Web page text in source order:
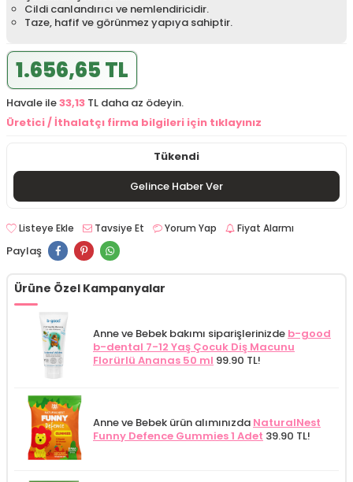
Cildi canlandırıcı ve nemlendiricidir.
Taze, hafif ve görünmez yapıya sahiptir.
1.656,65 TL
Havale ile33,13 TL daha az ödeyin.
Üretici / İthalatçı firma bilgileri için tıklayınız
Tükendi
Gelince Haber Ver
Listeye Ekle Tavsiye Et Yorum Yap Fiyat Alarmı
Paylaş
Ürüne Özel Kampanyalar
Anne ve Bebek bakımı siparişlerinizde b-good
b-dental 7-12 Yaş Çocuk Diş Macunu
Florürlü Ananas 50 ml 99.90 TL!
Anne ve Bebek ürün alımınızda NaturalNest
Funny Defence Gummies 1 Adet 39.90 TL!